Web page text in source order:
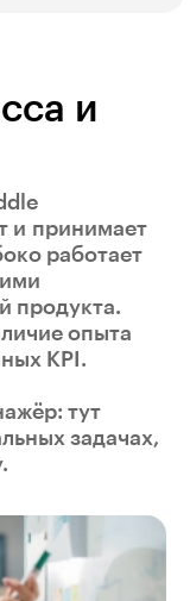
и
и принимает
работает
продукта.
опыта
KPI.
тут
задачах,